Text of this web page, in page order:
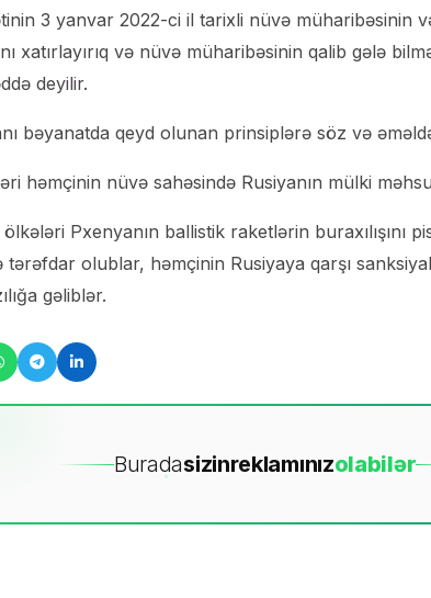
3 yanvar 2022-ci il tarixli nüvə müharibəsinin və
xatırlayırıq və nüvə müharibəsinin qalib gələ
deyilir.
bəyanatda qeyd olunan prinsiplərə söz və
həmçinin nüvə sahəsində Rusiyanın mülki
Pxenyanın ballistik raketlərin buraxılışını
tərəfdar olublar, həmçinin Rusiyaya qarşı
gəliblər.
Buradasizinreklamınızolabilər